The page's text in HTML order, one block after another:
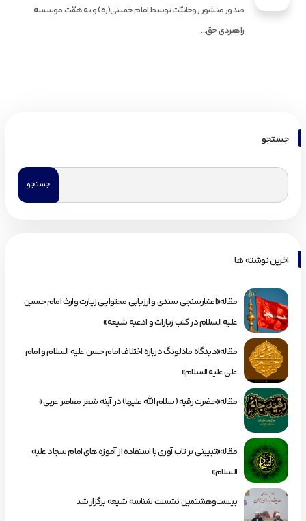
صدور منشور روحانیّت توسط امام خمینی(ره) و به همّت موسسه
راهبردی حق...
جستجو
اخرین نوشته ها
مقاله«اعتبارسنجی سندی و ارزیابی محتوایی زیارت وارث امام حسین
علیه السلام در کتب زیارات و ادعیه شیعه»
مقاله«دیدگاه مادلونگ درباره اختلاف امام حسن علیه السلام و امام
علی علیه السلام»
مقاله«حضرت رقیه (سلام الله علیها) در آینه شعر معاصر عربی»
مقاله«تبیینی بر تاب آوری با استفاده از آموزه های امام سجاد علیه
السلام»
بیست‌وهشتمین نشست شناسه شیعه برگزار شد